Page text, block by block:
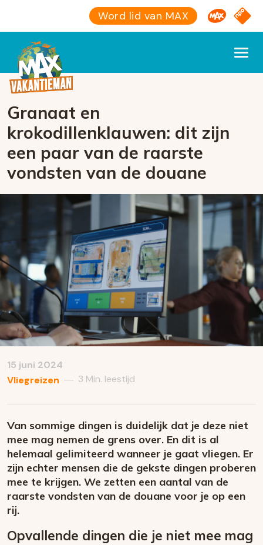
Word lid van MAX Omroep
NPO
Granaat en
krokodillenklauwen: dit zijn
een paar van de raarste
vondsten van de douane
15 juni 2024
Vliegreizen — 3 Min. leestijd
Van sommige dingen is duidelijk dat je deze niet
mee mag nemen de grens over. En dit is al
helemaal gelimiteerd wanneer je gaat vliegen. Er
zijn echter mensen die de gekste dingen proberen
mee te krijgen. We zetten een aantal van de
raarste vondsten van de douane voor je op een
rij.
Opvallende dingen die je niet mee mag